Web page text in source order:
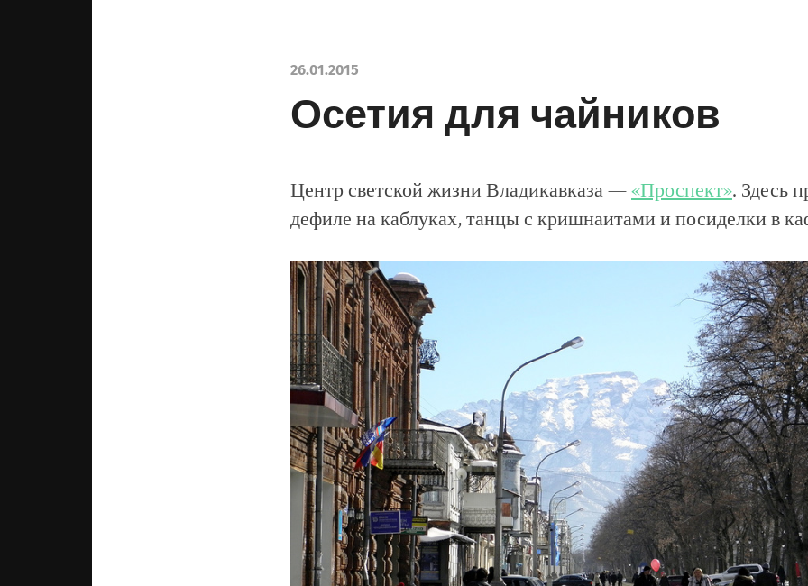
26.01.2015
Осетия для чайников
Центр светской жизни Владикавказа —«Проспект». Здесь
дефиле на каблуках, танцы с кришнаитами и посиделки в